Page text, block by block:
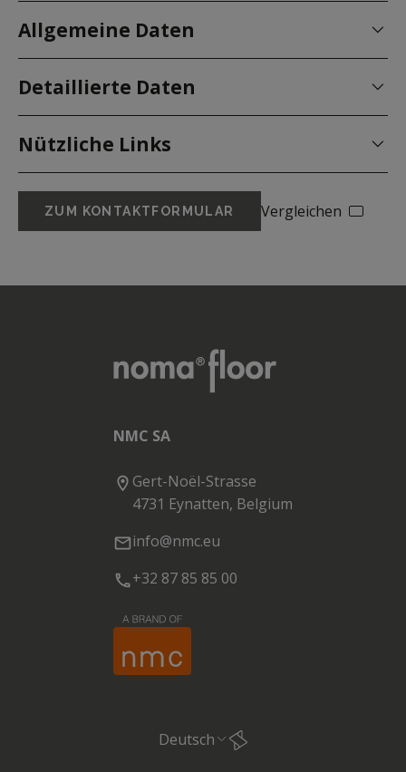
Allgemeine Daten
Detaillierte Daten
Nützliche Links
ZUM KONTAKTFORMULAR Vergleichen
NMC SA
Gert-Noël-Strasse
4731 Eynatten, Belgium
info@nmc.eu
+32 87 85 85 00
Deutsch